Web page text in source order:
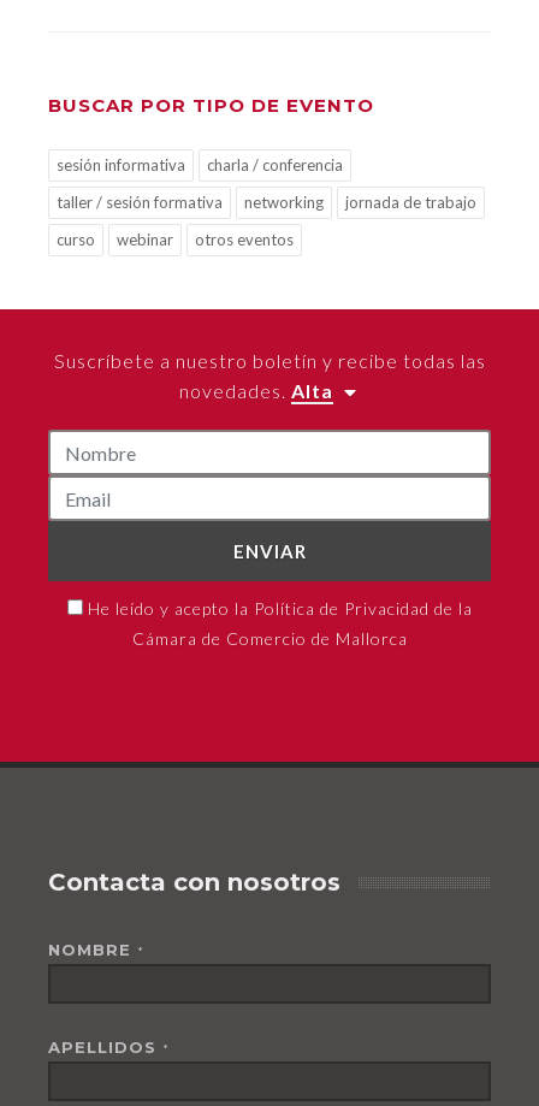
BUSCAR POR TIPO DE EVENTO
sesión informativa
charla / conferencia
taller / sesión formativa
networking
jornada de trabajo
curso
webinar otros eventos
Suscríbete a nuestro boletín y recibe todas las
novedades. Alta
ENVIAR
He leído y acepto la Política de Privacidad de la
Cámara de Comercio de Mallorca
Contacta con nosotros
NOMBRE *
APELLIDOS *